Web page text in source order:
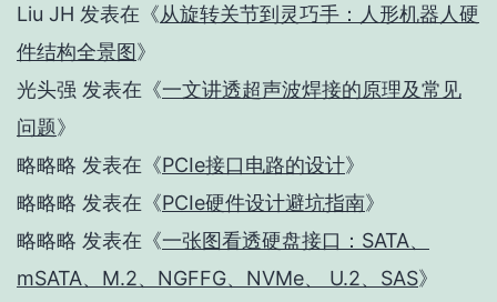
Liu JH 发表在《从旋转关节到灵巧手：人形机器人硬
件结构全景图》
光头强 发表在《一文讲透超声波焊接的原理及常见
问题》
略略略 发表在《PCIe接口电路的设计》
略略略 发表在《PCIe硬件设计避坑指南》
略略略 发表在《一张图看透硬盘接口：SATA、
mSATA、M.2、NGFFG、NVMe、 U.2、SAS》